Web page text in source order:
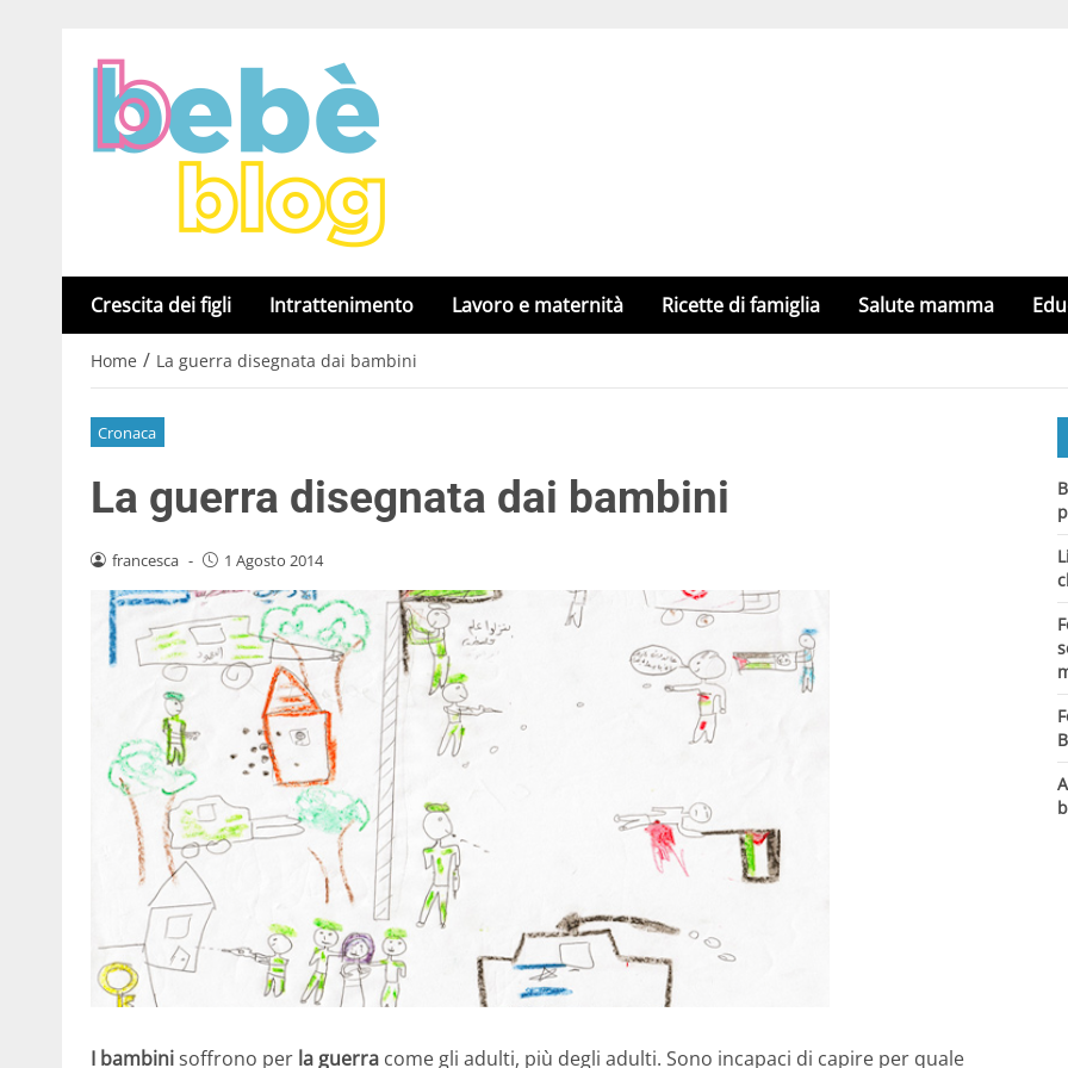
Crescita dei figli Intrattenimento Lavoro e maternità Ricette di famiglia Salute mamma
Home / La guerra disegnata dai bambini
Cronaca
La guerra disegnata dai bambini
francesca - 1 Agosto 2014
I bambinisoffrono per la guerra come gli adulti, più degli adulti. Sono incapaci di capire per quale